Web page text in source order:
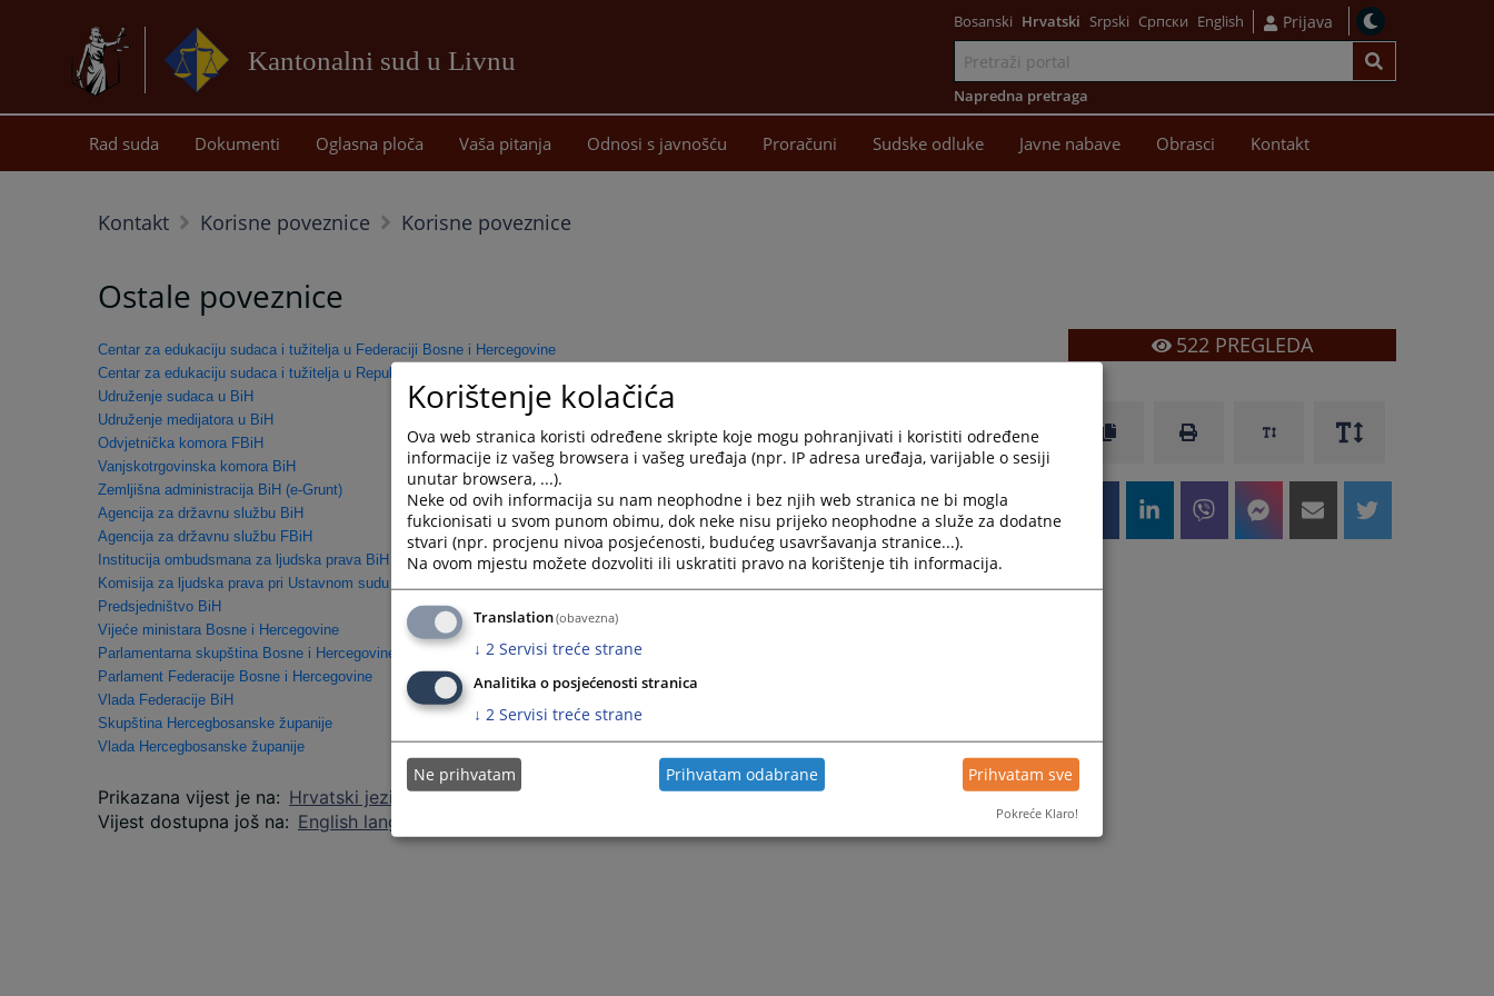
Kantonalni sud u Livnu
sadržaj
Bosanski Hrvatski Srpski Српски English Prijava
Napredna pretraga
Rad suda Dokumenti Oglasna ploča Vaša pitanja Odnosi s javnošću Proračuni Sudske odluke Javne nabave Obrasci Kontakt
Kontakt Korisne poveznice Korisne poveznice
Ostale poveznice
Centar za edukaciju sudaca i tužitelja u Federaciji Bosne i Hercegovine
Centar za edukaciju sudaca i tužitelja u Republici Srpskoj
Udruženje sudaca u BiH
Udruženje medijatora u BiH
Odvjetnička komora FBiH
Vanjskotrgovinska komora BiH
Zemljišna administracija BiH (e-Grunt)
Agencija za državnu službu BiH
Agencija za državnu službu FBiH
Institucija ombudsmana za ljudska prava BiH
Komisija za ljudska prava pri Ustavnom sudu BiH
Predsjedništvo BiH
Vijeće ministara Bosne i Hercegovine
Parlamentarna skupština Bosne i Hercegovine
Parlament Federacije Bosne i Hercegovine
Vlada Federacije BiH
Skupština Hercegbosanske županije
Vlada Hercegbosanske županije
Prikazana vijest je na: Hrvatski jezik
Vijest dostupna još na: English language
522PREGLEDA
Korištenje kolačića
Ova web stranica koristi određene skripte koje mogu pohranjivati i koristiti određene
informacije iz vašeg browsera i vašeg uređaja (npr. IP adresa uređaja, varijable o sesiji
unutar browsera, ...).
Neke od ovih informacija su nam neophodne i bez njih web stranica ne bi mogla
fukcionisati u svom punom obimu, dok neke nisu prijeko neophodne a služe za dodatne
stvari (npr. procjenu nivoa posjećenosti, budućeg usavršavanja stranice...).
Na ovom mjestu možete dozvoliti ili uskratiti pravo na korištenje tih informacija.
Translation(obavezna)
↓ 2 Servisi treće strane
Analitika o posjećenosti stranica
↓ 2 Servisi treće strane
Ne prihvatam Prihvatam odabrane Prihvatam sve
Pokreće Klaro!